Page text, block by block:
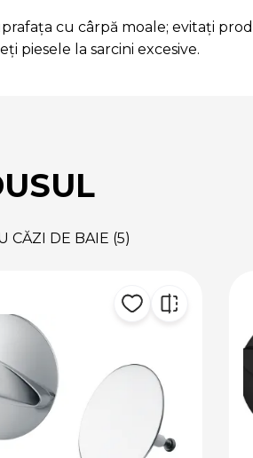
cu cârpă moale; evitați
piesele la sarcini excesive.
CĂZI DE BAIE (5)